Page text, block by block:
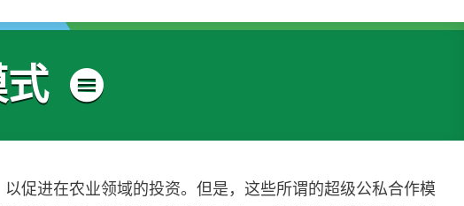
菜单
促进在农业领域的投资。但是，这些所谓的超级公私合作模